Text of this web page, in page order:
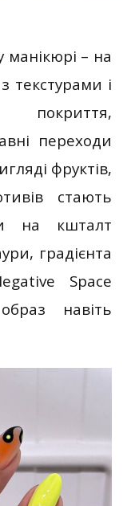
манікюрі – на
текстурами і
покриття,
переходи
фруктів,
стають
на кшталт
градієнта
Space
навіть